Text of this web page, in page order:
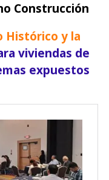
Construcción
Histórico y la
viviendas de
expuestos